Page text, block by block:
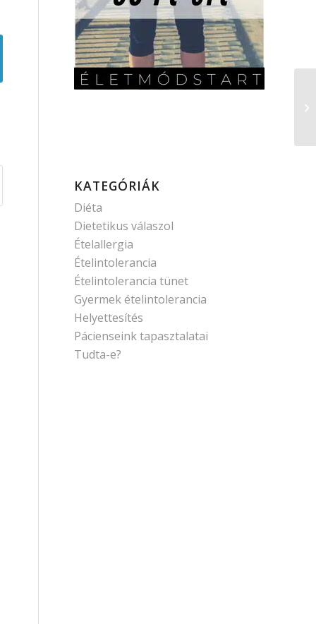
KATEGÓRIÁK
Diéta
Dietetikus válaszol
Ételallergia
Ételintolerancia
Ételintolerancia tünet
Gyermek ételintolerancia
Helyettesítés
Pácienseink tapasztalatai
Tudta-e?